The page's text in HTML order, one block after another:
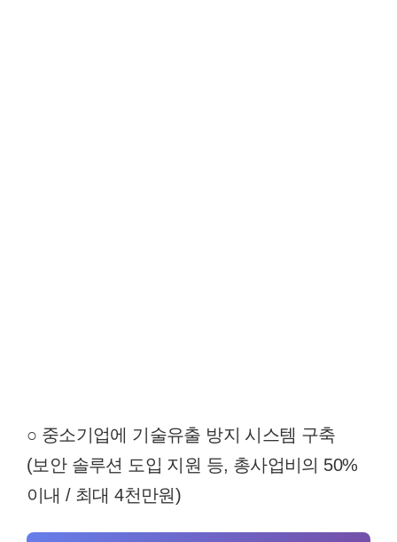
○ 중소기업에 기술유출 방지 시스템 구축
(보안 솔루션 도입 지원 등, 총사업비의 50%
이내 / 최대 4천만원)